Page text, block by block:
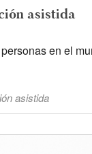
asistida
en el
asistida